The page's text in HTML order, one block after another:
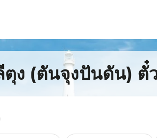
ตุง (ตันจุงปันดัน)